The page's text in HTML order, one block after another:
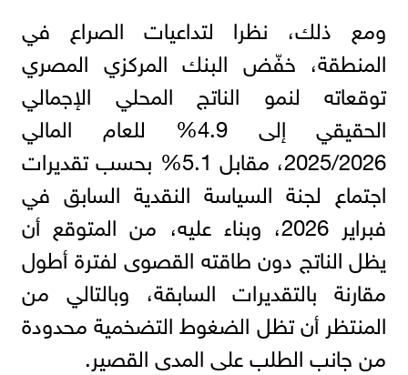
ومع ذلك، نظرا لتداعيات الصراع في
المنطقة، خفّض البنك المركزي المصري
توقعاته لنمو الناتج المحلي الإجمالي
الحقيقي إلى 4.9% للعام المالي
2025/2026، مقابل 5.1% بحسب تقديرات
اجتماع لجنة السياسة النقدية السابق في
فبراير 2026، وبناء عليه، من المتوقع أن
يظل الناتج دون طاقته القصوى لفترة أطول
مقارنة بالتقديرات السابقة، وبالتالي من
المنتظر أن تظل الضغوط التضخمية محدودة
من جانب الطلب على المدى القصير.